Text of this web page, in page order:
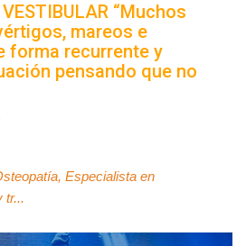
“Muchos
mareos e
forma recurrente y
pensando que no
Especialista en
tr...